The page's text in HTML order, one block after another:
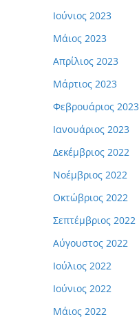
Ιούνιος 2023
Μάιος 2023
Απρίλιος 2023
Μάρτιος 2023
Φεβρουάριος 2023
Ιανουάριος 2023
Δεκέμβριος 2022
Νοέμβριος 2022
Οκτώβριος 2022
Σεπτέμβριος 2022
Αύγουστος 2022
Ιούλιος 2022
Ιούνιος 2022
Μάιος 2022